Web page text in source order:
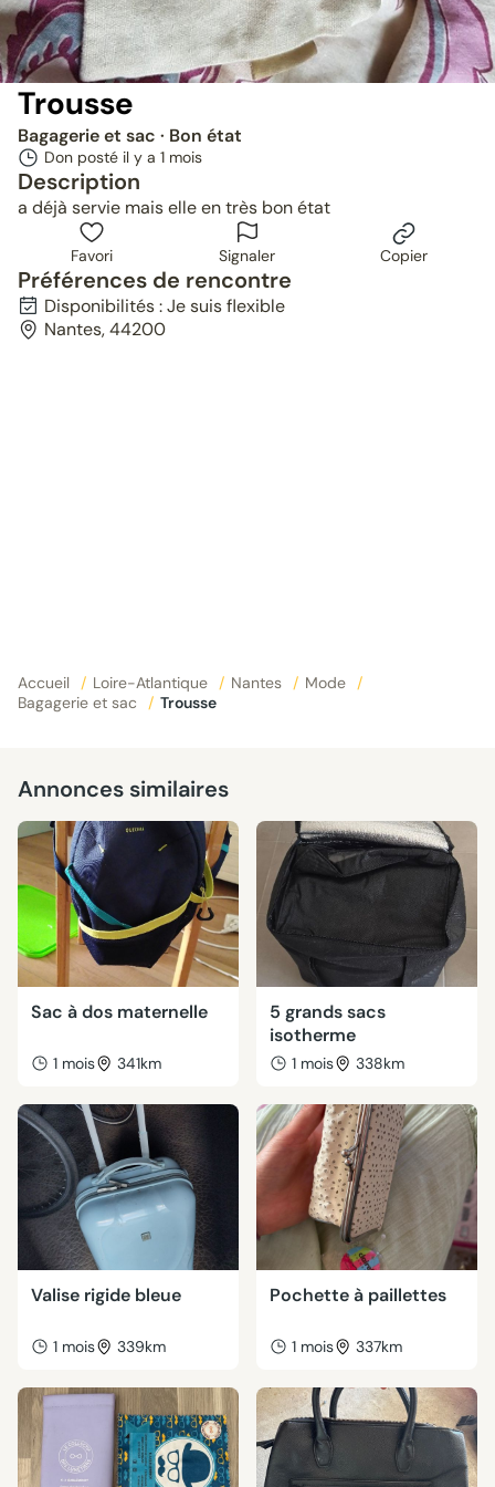
Trousse
Bagagerie et sac · Bon état
Don posté il y a 1 mois
Description
a déjà servie mais elle en très bon état
Favori Signaler Copier
Préférences de rencontre
Disponibilités : Je suis flexible
Nantes, 44200
Accueil / Loire-Atlantique / Nantes / Mode
/
Bagagerie et sac
/ Trousse
Annonces similaires
Sac à dos maternelle
1 mois 341km
5 grands sacs
isotherme
1 mois 338km
Valise rigide bleue
1 mois 339km
Pochette à paillettes
1 mois 337km